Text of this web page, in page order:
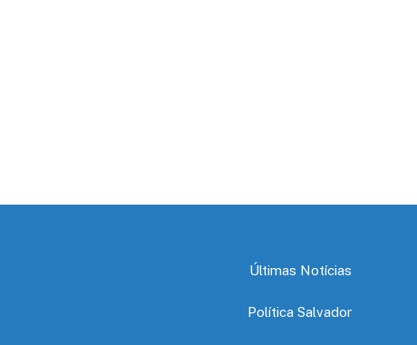
Últimas Notícias
Política Salvador